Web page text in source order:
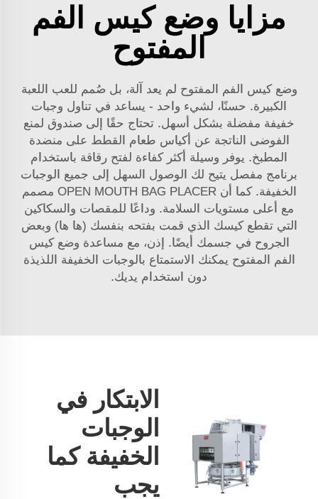
مزايا وضع كيس الفم
المفتوح
وضع كيس الفم المفتوح لم يعد آلة، بل صُمم للعب اللعبة
الكبيرة. حسنًا، لشيء واحد - يساعد في تناول وجبات
خفيفة مفضلة بشكل أسهل. تحتاج حقًا إلى صندوق لمنع
الفوضى الناتجة عن أكياس طعام القطط على منضدة
المطبخ. يوفر وسيلة أكثر كفاءة لفتح رقاقة باستخدام
برنامج مفصل يتيح لك الوصول السهل إلى جميع الوجبات
الخفيفة. كما أن OPEN MOUTH BAG PLACER مصمم
مع أعلى مستويات السلامة. وداعًا للمقصات والسكاكين
التي تقطع كيسك الذي قمت بفتحه بنفسك (ها ها) وبعض
الجروح في جسمك أيضًا. إذن، مع مساعدة وضع كيس
الفم المفتوح يمكنك الاستمتاع بالوجبات الخفيفة اللذيذة
دون استخدام يديك.
الابتكار في
الوجبات
الخفيفة كما
يجب